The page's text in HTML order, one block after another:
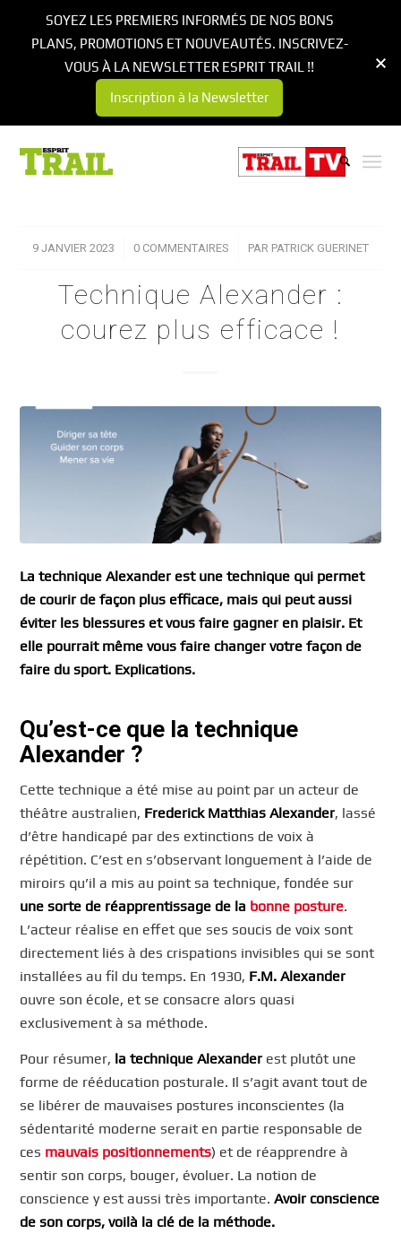
9 JANVIER 2023
/ 0 COMMENTAIRES
/ PAR PATRICK GUERINET
Technique Alexander :
courez plus efficace !
La technique Alexander est une technique qui permet
de courir de façon plus efficace, mais qui peut aussi
éviter les blessures et vous faire gagner en plaisir. Et
elle pourrait même vous faire changer votre façon de
faire du sport. Explications.
Qu’est-ce que la technique
Alexander ?
Cette technique a été mise au point par un acteur de
théâtre australien, Frederick Matthias Alexander, lassé
d’être handicapé par des extinctions de voix à
répétition. C’est en s’observant longuement à l’aide de
miroirs qu’il a mis au point sa technique, fondée sur
une sorte de réapprentissage de la bonne posture.
L’acteur réalise en effet que ses soucis de voix sont
directement liés à des crispations invisibles qui se sont
installées au fil du temps. En 1930, F.M. Alexander
ouvre son école, et se consacre alors quasi
exclusivement à sa méthode.
Pour résumer, la technique Alexander est plutôt une
forme de rééducation posturale. Il s’agit avant tout de
se libérer de mauvaises postures inconscientes (la
sédentarité moderne serait en partie responsable de
ces mauvais positionnements) et de réapprendre à
sentir son corps, bouger, évoluer. La notion de
conscience y est aussi très importante.Avoir conscience
de son corps, voilà la clé de la méthode.
SOYEZ LES PREMIERS INFORMÉS DE NOS BONS
PLANS, PROMOTIONS ET NOUVEAUTÉS. INSCRIVEZ-
VOUS À LA NEWSLETTER ESPRIT TRAIL !!
Inscription à la Newsletter